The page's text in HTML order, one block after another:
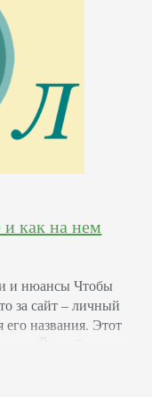
как на нем
и нюансы Чтобы
за сайт – личный
его названия. Этот
Йорн Баргер,
web log, что
Питер Мерхольц